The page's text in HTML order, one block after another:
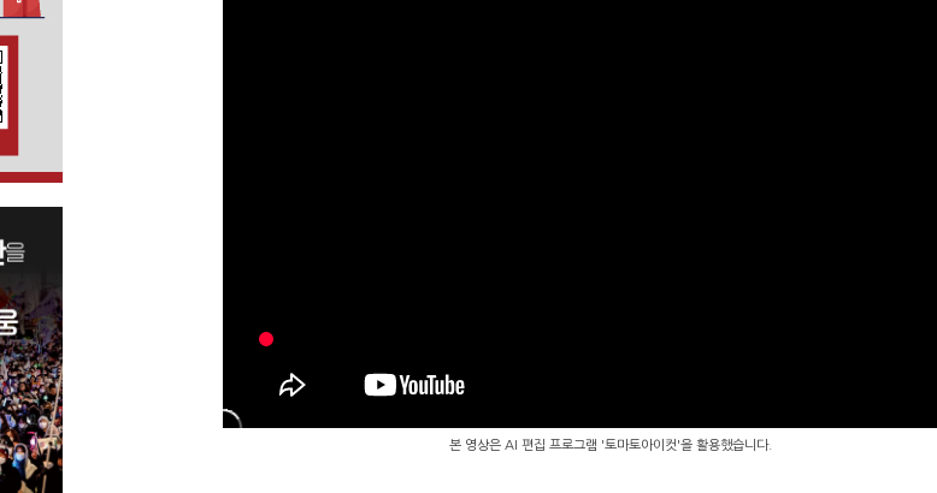
본 영상은 AI 편집 프로그램 '토마토아이컷'을 활용했습니다.